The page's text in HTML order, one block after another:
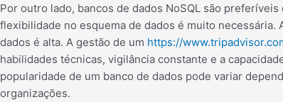
Por outro lado, bancos de dados NoSQL são
flexibilidade no esquema de dados é muito
dados é alta. A gestão de um https://
habilidades técnicas, vigilância constante e a
popularidade de um banco de dados pode variar
organizações.